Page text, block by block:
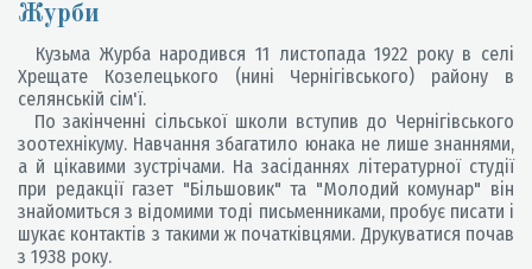
Журби
Кузьма Журба народився 11 листопада 1922 року в селі
Хрещате Козелецького (нині Чернігівського) району в
селянській сім'ї.
По закінченні сільської школи вступив до Чернігівського
зоотехнікуму. Навчання збагатило юнака не лише знаннями,
а й цікавими зустрічами. На засіданнях літературної студії
при редакції газет "Більшовик" та "Молодий комунар" він
знайомиться з відомими тоді письменниками, пробує писати і
шукає контактів з такими ж початківцями. Друкуватися почав
з 1938 року.